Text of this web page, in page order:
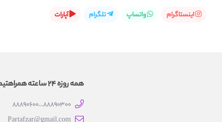
اینستاگرام واتساپ تلگرام آپارات
همه روزه 24 ساعته همراهتیم
88890300...88890600